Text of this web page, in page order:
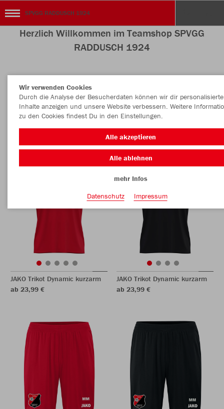
SPVGG RADDUSCH 1924
Herzlich Willkommen im Teamshop SPVGG
RADDUSCH 1924
Nachhaltig Farbe
JAKO Trikot Dynamic kurzarm
ab 23,99 €
JAKO Trikot Dynamic kurzarm
ab 23,99 €
Wir verwenden Cookies
Durch die Analyse der Besucherdaten können wir dir personalisierte
Inhalte anzeigen und unsere Website verbessern. Weitere
zu den Cookies findest Du in den Einstellungen.
Alle akzeptieren
Alle ablehnen
mehr Infos
Datenschutz
Impressum